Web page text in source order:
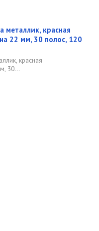
металлик, красная
22 мм, 30 полос, 120
красная
30...